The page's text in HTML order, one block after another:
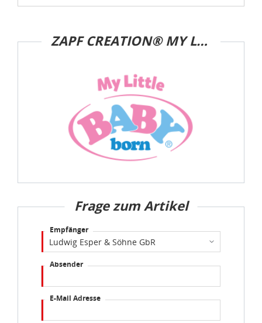
ZAPF CREATION® MY LITTLE BABY BORN®
Frage zum Artikel
Empfänger
Absender
E-Mail Adresse